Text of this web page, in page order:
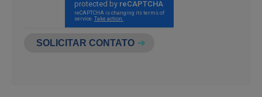
SOLICITAR CONTATO